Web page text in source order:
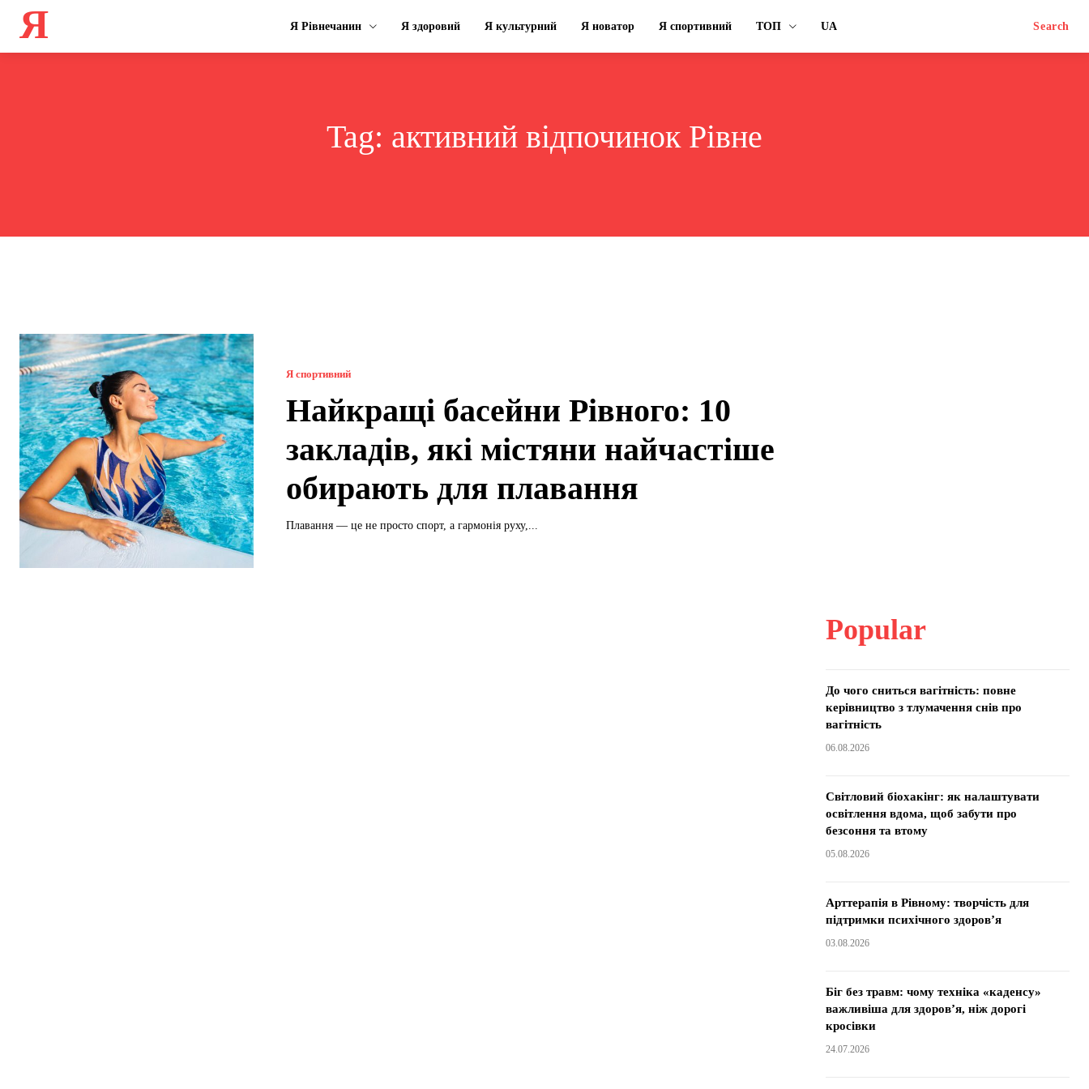
Я Я Рівнечанин Я здоровий Я культурний Я новатор Я спортивний ТОП UA Search
Tag: активний відпочинок Рівне
Я спортивний
Найкращі басейни Рівного: 10
закладів, які містяни найчастіше
обирають для плавання
Плавання — це не просто спорт, а гармонія руху,...
Popular
До чого сниться вагітність: повне
керівництво з тлумачення снів про
вагітність
06.08.2026
Світловий біохакінг: як налаштувати
освітлення вдома, щоб забути про
безсоння та втому
05.08.2026
Арттерапія в Рівному: творчість для
підтримки психічного здоров’я
03.08.2026
Біг без травм: чому техніка «каденсу»
важливіша для здоров’я, ніж дорогі
кросівки
24.07.2026